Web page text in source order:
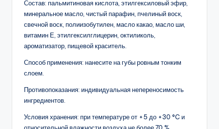
Состав: пальмитиновая кислота, этилгексиловый эфир,
минеральное масло, чистый парафин, пчелиный воск,
свечной воск, полиизобутилен, масло какао, масло ши,
витамин Е, этилгексилглицерин, октиликоль,
ароматизатор, пищевой краситель.
Способ применения: нанесите на губы ровным тонким
слоем.
Противопоказания: индивидуальная непереносимость
ингредиентов.
Условия хранения: при температуре от +5 до +30 °C и